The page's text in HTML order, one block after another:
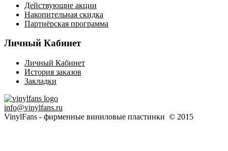
Действующие акции
Накопительная скидка
Партнёрская программа
Личный Кабинет
Личный Кабинет
История заказов
Закладки
info@vinylfans.ru
VinylFans - фирменные виниловые пластинки © 2015